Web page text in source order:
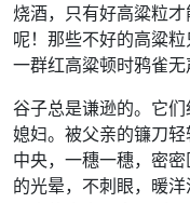
烧酒，只有好高粱粒
呢！那些不好的高粱
一群红高粱顿时鸦雀无
谷子总是谦逊的。它
媳妇。被父亲的镰刀
中央，一穗一穗，密
的光晕，不刺眼，暖